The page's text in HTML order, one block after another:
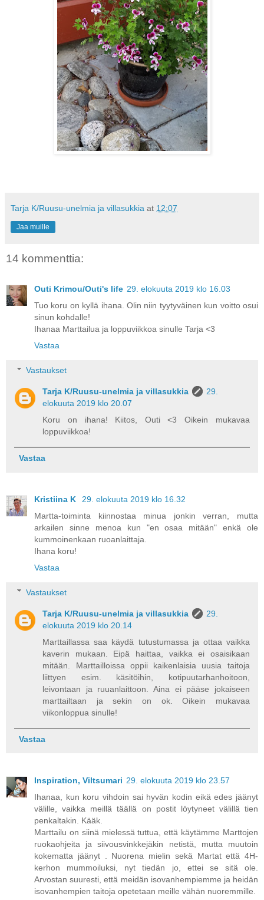
Tarja K/Ruusu-unelmia ja villasukkia at 12:07
Jaa muille
14 kommenttia:
Outi Krimou/Outi's life 29. elokuuta 2019 klo 16.03
Tuo koru on kyllä ihana. Olin niin tyytyväinen kun voitto osui
sinun kohdalle!
Ihanaa Marttailua ja loppuviikkoa sinulle Tarja <3
Vastaa
Vastaukset
Tarja K/Ruusu-unelmia ja villasukkia
29.
elokuuta 2019 klo 20.07
Koru on ihana! Kiitos, Outi <3 Oikein mukavaa
loppuviikkoa!
Vastaa
Kristiina K
29. elokuuta 2019 klo 16.32
Martta-toiminta kiinnostaa minua jonkin verran, mutta
arkailen sinne menoa kun "en osaa mitään" enkä ole
kummoinenkaan ruoanlaittaja.
Ihana koru!
Vastaa
Vastaukset
Tarja K/Ruusu-unelmia ja villasukkia
29.
elokuuta 2019 klo 20.14
Marttaillassa saa käydä tutustumassa ja ottaa vaikka
kaverin mukaan. Eipä haittaa, vaikka ei osaisikaan
mitään. Marttailloissa oppii kaikenlaisia uusia taitoja
liittyen esim. käsitöihin, kotipuutarhanhoitoon,
leivontaan ja ruuanlaittoon. Aina ei pääse jokaiseen
marttailtaan ja sekin on ok. Oikein mukavaa
viikonloppua sinulle!
Vastaa
Inspiration, Viltsumari 29. elokuuta 2019 klo 23.57
Ihanaa, kun koru vihdoin sai hyvän kodin eikä edes jäänyt
välille, vaikka meillä täällä on postit löytyneet välillä tien
penkaltakin. Kääk.
Marttailu on siinä mielessä tuttua, että käytämme Marttojen
ruokaohjeita ja siivousvinkkejäkin netistä, mutta muutoin
kokematta jäänyt . Nuorena mielin sekä Martat että 4H-
kerhon mummoiluksi, nyt tiedän jo, ettei se sitä ole.
Arvostan suuresti, että meidän isovanhempiemme ja heidän
isovanhempien taitoja opetetaan meille vähän nuoremmille.